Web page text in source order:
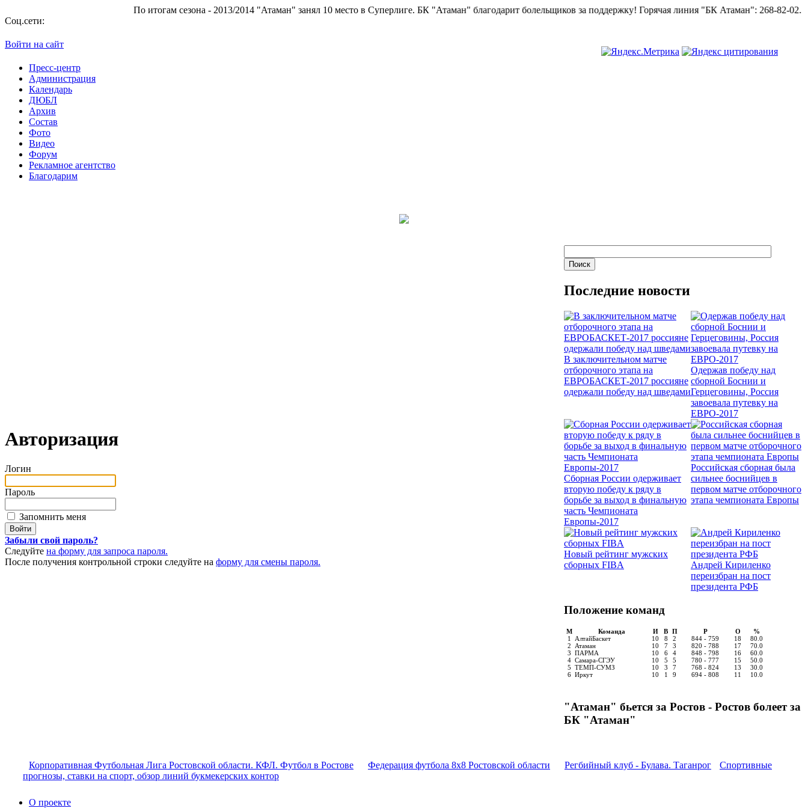
По итогам сезона - 2013/2014 "Атаман" занял 10 место в Суперлиге.БК "Атаман" благодарит болельщиков за поддержку!Горячая линия "БК Атаман":268-82-02.
Соц.сети:
Войти на сайт
Пресс-центр
Администрация
Календарь
ДЮБЛ
Архив
Состав
Фото
Видео
Форум
Рекламное агентство
Благодарим
Авторизация
Логин
Пароль
Запомнить меня
Забыли свой пароль?
Следуйте на форму для запроса пароля.
После получения контрольной строки следуйте на форму для смены пароля.
Последние новости
В заключительном матче
отборочного этапа на
ЕВРОБАСКЕТ-2017 россияне
одержали победу над шведами
Одержав победу над
сборной Боснии и
Герцеговины, Россия
завоевала путевку на
ЕВРО-2017
Сборная России одерживает
вторую победу к ряду в
борьбе за выход в финальную
часть Чемпионата
Европы-2017
Российская сборная была
сильнее боснийцев в
первом матче отборочного
этапа чемпионата Европы
Новый рейтинг мужских
сборных FIBA
Андрей Кириленко
переизбран на пост
президента РФБ
Положение команд
М Команда И В П Р О
%
1
АлтайБаскет 10 8 2 844 - 759 18
80.0
2
Атаман 10 7 3 820 - 788 17
70.0
3 ПАРМА 10 6 4 848 - 798 16
60.0
4 Самара-СГЭУ 10 5 5 780 - 777 15
50.0
5 ТЕМП-СУМЗ 10 3 7 768 - 824 13
30.0
6 Иркут 10 1 9 694 - 808 11 10.0
"Атаман" бьется за Ростов - Ростов болеет за
БК "Атаман"
Корпоративная Футбольная Лига Ростовской области. КФЛ. Футбол в Ростове Федерация футбола 8x8 Ростовской области Регбийный клуб - Булава. Таганрог
Спортивные
прогнозы, ставки на спорт, обзор линий букмекерских контор
О проекте